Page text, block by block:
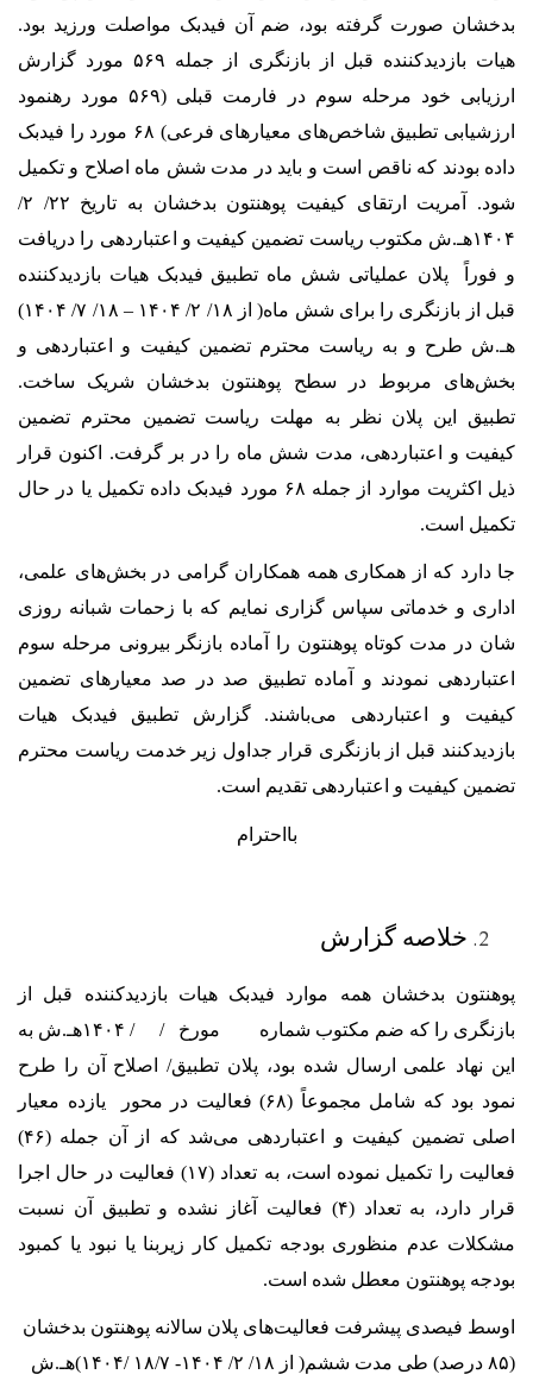
صورت گرفته بود، ضم آن فیدبک مواصلت ورزید بود.
هیات بازدیدکننده قبل از بازنگری از جمله ۵۶۹ مورد گزارش
ارزیابی خود مرحله سوم در فارمت قبلی (۵۶۹ مورد رهنمود
ارزشیابی تطبیق شاخص‌های معیارهای فرعی) ۶۸ مورد را فیدبک
که ناقص است و باید در مدت شش ماه اصلاح و تکمیل
شود. آمریت ارتقای کیفیت پوهنتون بدخشان به تاریخ ۲۲/ ۲/
۱۴۰۴هـ.ش مکتوب ریاست تضمین کیفیت و اعتباردهی را دریافت
پلان عملیاتی شش ماه تطبیق فیدبک هیات بازدیدکننده
قبل از بازنگری را برای شش ماه( از ۱۸/ ۲/ ۱۴۰۴ – ۱۸/ ۷/ ۱۴۰۴)
و به ریاست محترم تضمین کیفیت و اعتباردهی و
مربوط در سطح پوهنتون بدخشان شریک ساخت.
این پلان نظر به مهلت ریاست تضمین محترم تضمین
و اعتباردهی، مدت شش ماه را در بر گرفت. اکنون قرار
ذیل اکثریت موارد از جمله ۶۸ مورد فیدبک داده تکمیل یا در حال
است.
که از همکاری همه همکاران گرامی در بخش‌های علمی،
و خدماتی سپاس گزاری نمایم که با زحمات شبانه روزی
مدت کوتاه پوهنتون را آماده بازنگر بیرونی مرحله سوم
نمودند و آماده تطبیق صد در صد معیارهای تضمین
و اعتباردهی می‌باشند. گزارش تطبیق فیدبک هیات
قبل از بازنگری قرار جداول زیر خدمت ریاست محترم
کیفیت و اعتباردهی تقدیم است.
بااحترام
خلاصه گزارش
بدخشان همه موارد فیدبک هیات بازدیدکننده قبل از
بازنگری را که ضم مکتوب شماره مورخ / / ۱۴۰۴هـ.ش به
علمی ارسال شده بود، پلان تطبیق/ اصلاح آن را طرح
نمود بود که شامل مجموعاً (۶۸) فعالیت در محور یازده معیار
اصلی تضمین کیفیت و اعتباردهی می‌شد که از آن جمله (۴۶)
فعالیت را تکمیل نموده است، به تعداد (۱۷) فعالیت در حال اجرا
قرار دارد، به تعداد (۴) فعالیت آغاز نشده و تطبیق آن نسبت
عدم منظوری بودجه تکمیل کار زیربنا یا نبود یا کمبود
پوهنتون معطل شده است.
پیشرفت فعالیت‌های پلان سالانه پوهنتون بدخشان
(۸۵ درصد) طی مدت ششم( از ۱۸/ ۲/ ۱۴۰۴- ۱۸/۷ /۱۴۰۴)هـ.ش